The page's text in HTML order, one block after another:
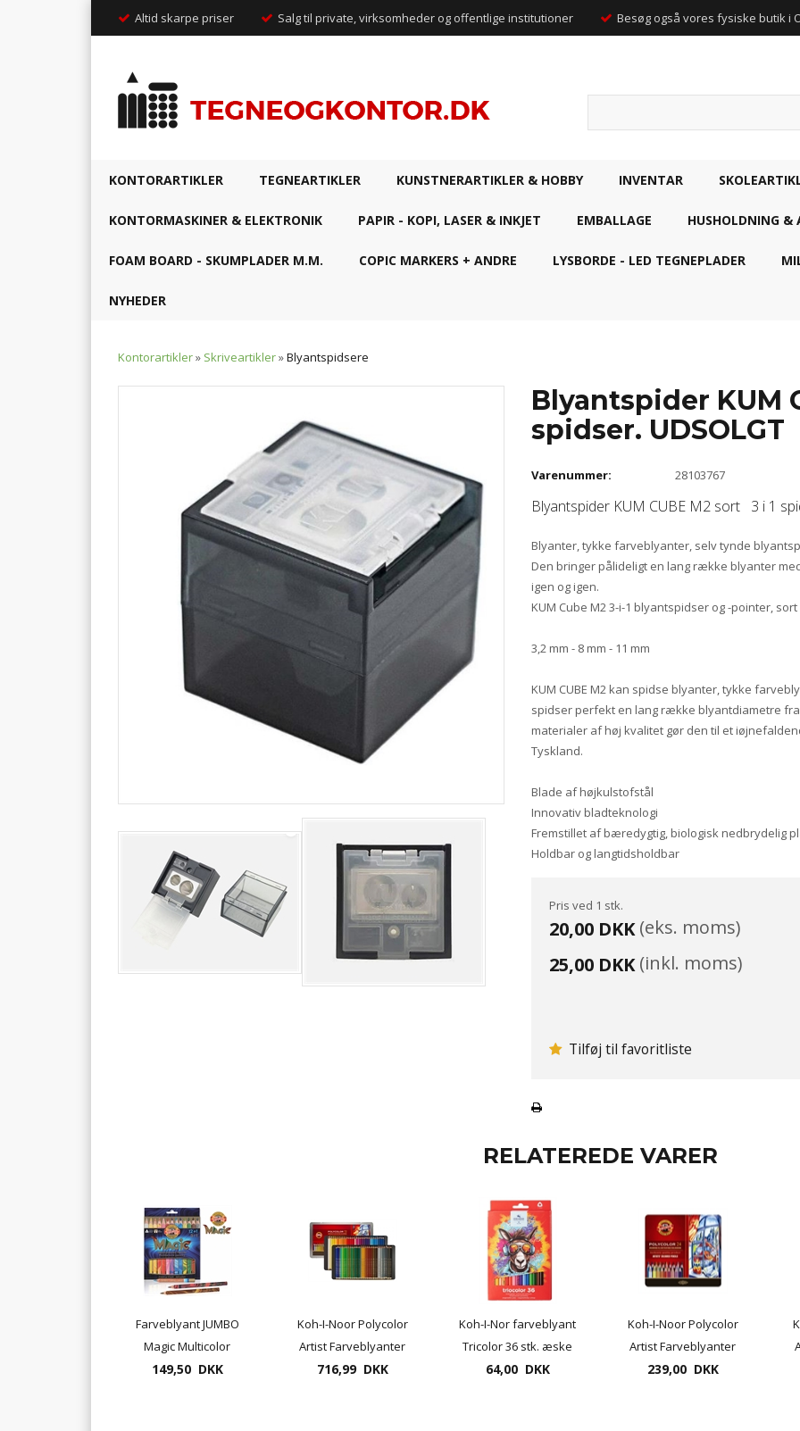
Altid skarpe priser Salg til private, virksomheder og offentlige institutioner Besøg også vores fysiske butik i
KONTORARTIKLER TEGNEARTIKLER KUNSTNERARTIKLER & HOBBY INVENTAR
KONTORMASKINER & ELEKTRONIK PAPIR - KOPI, LASER & INKJET EMBALLAGE HUSHOLDNING &
FOAM BOARD - SKUMPLADER M.M. COPIC MARKERS + ANDRE LYSBORDE - LED TEGNEPLADER
NYHEDER
Kontorartikler» Skriveartikler»Blyantspidsere
Blyantspider KUM
spidser. UDSOLGT
Varenummer: 28103767
Blyantspider KUM CUBE M2 sort 3 i 1
Blyanter, tykke farveblyanter, selv tynde
Den bringer pålideligt en lang række blyanter
igen og igen.
KUM Cube M2 3-i-1 blyantspidser og -pointer, sort
3,2 mm - 8 mm - 11 mm
KUM CUBE M2 kan spidse blyanter, tykke
spidser perfekt en lang række blyantdiametre fra
materialer af høj kvalitet gør den til et
Tyskland.
Blade af højkulstofstål
Innovativ bladteknologi
Fremstillet af bæredygtig, biologisk nedbrydelig
Holdbar og langtidsholdbar
Pris ved 1 stk.
20,00 DKK(eks. moms)
25,00 DKK(inkl. moms)
Tilføj til favoritliste
RELATEREDE VARER
Farveblyant JUMBO
Magic Multicolor
farveblyant 12+1
149,50 DKK
Koh-I-Noor Polycolor
Artist Farveblyanter
72 pr. æske
716,99 DKK
Koh-I-Nor farveblyant
Tricolor 36 stk. æske
UDSOLGT
64,00 DKK
Koh-I-Noor Polycolor
Artist Farveblyanter
24 pr. æske
239,00 DKK